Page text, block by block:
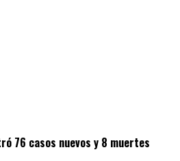
76 casos nuevos y 8 muertes